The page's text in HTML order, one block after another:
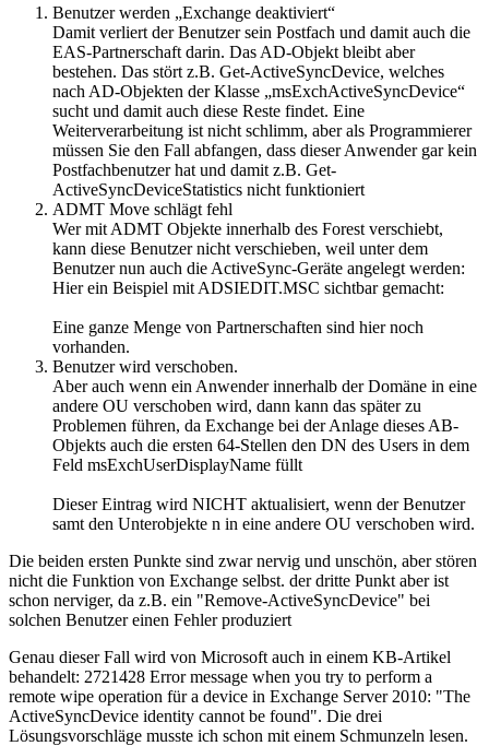
Benutzer werden „Exchange deaktiviert“
Damit verliert der Benutzer sein Postfach und damit auch die
EAS-Partnerschaft darin. Das AD-Objekt bleibt aber
bestehen. Das stört z.B. Get-ActiveSyncDevice, welches
nach AD-Objekten der Klasse „msExchActiveSyncDevice“
sucht und damit auch diese Reste findet. Eine
Weiterverarbeitung ist nicht schlimm, aber als Programmierer
müssen Sie den Fall abfangen, dass dieser Anwender gar kein
Postfachbenutzer hat und damit z.B. Get-
ActiveSyncDeviceStatistics nicht funktioniert
ADMT Move schlägt fehl
Wer mit ADMT Objekte innerhalb des Forest verschiebt,
kann diese Benutzer nicht verschieben, weil unter dem
Benutzer nun auch die ActiveSync-Geräte angelegt werden:
Hier ein Beispiel mit ADSIEDIT.MSC sichtbar gemacht:
Eine ganze Menge von Partnerschaften sind hier noch
vorhanden.
Benutzer wird verschoben.
Aber auch wenn ein Anwender innerhalb der Domäne in eine
andere OU verschoben wird, dann kann das später zu
Problemen führen, da Exchange bei der Anlage dieses AB-
Objekts auch die ersten 64-Stellen den DN des Users in dem
Feld msExchUserDisplayName füllt
Dieser Eintrag wird NICHT aktualisiert, wenn der Benutzer
samt den Unterobjekte n in eine andere OU verschoben wird.
Die beiden ersten Punkte sind zwar nervig und unschön, aber stören
nicht die Funktion von Exchange selbst. der dritte Punkt aber ist
schon nerviger, da z.B. ein "Remove-ActiveSyncDevice" bei
solchen Benutzer einen Fehler produziert
Genau dieser Fall wird von Microsoft auch in einem KB-Artikel
behandelt: 2721428 Error message when you try to perform a
remote wipe operation für a device in Exchange Server 2010: "The
ActiveSyncDevice identity cannot be found". Die drei
Lösungsvorschläge musste ich schon mit einem Schmunzeln lesen.